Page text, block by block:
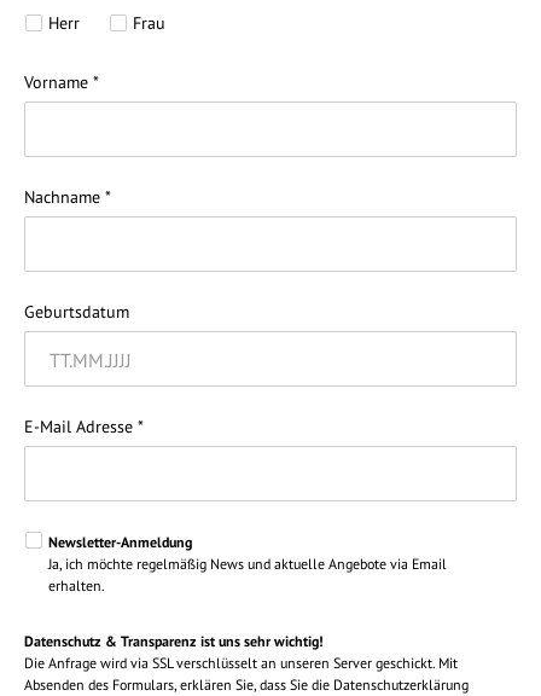
Herr Frau
Vorname *
Nachname *
Geburtsdatum
E-Mail Adresse *
Newsletter-Anmeldung
Ja, ich möchte regelmäßig News und aktuelle Angebote via Email
erhalten.
Datenschutz & Transparenz ist uns sehr wichtig!
Die Anfrage wird via SSL verschlüsselt an unseren Server geschickt. Mit
Absenden des Formulars, erklären Sie, dass Sie die Datenschutzerklärung